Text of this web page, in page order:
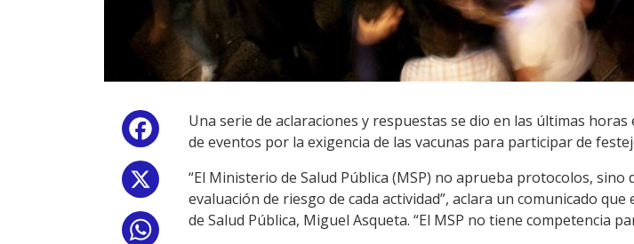
Facebook
Una serie de aclaraciones y respuestas se dio en las últimas
de eventos por la exigencia de las vacunas para participar de
“El Ministerio de Salud Pública (MSP) no aprueba protocolos,
evaluación de riesgo de cada actividad”, aclara un comunicado
de Salud Pública, Miguel Asqueta. “El MSP no tiene competencia